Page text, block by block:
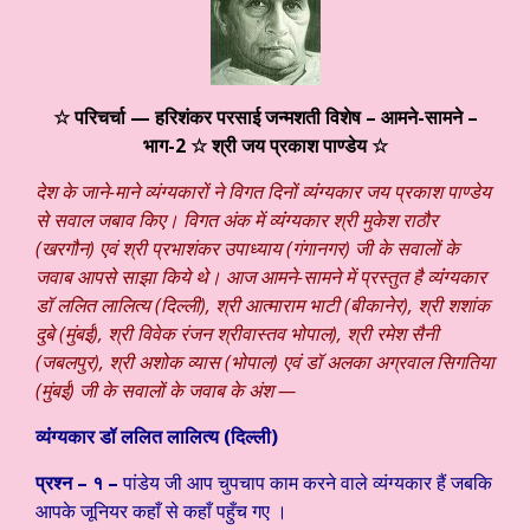
☆ परिचर्चा — हरिशंकर परसाई जन्मशती विशेष – आमने-सामने –
भाग-2☆ श्री जय प्रकाश पाण्डेय☆
देश के जाने-माने व्यंग्यकारों ने विगत दिनों व्यंंग्यकार जय प्रकाश पाण्डेय
से सवाल जबाव किए। विगत अंक में व्यंंग्यकार श्री मुकेश राठौर
(खरगौन) एवं श्री प्रभाशंकर उपाध्याय (गंगानगर) जी के सवालों के
जवाब आपसे साझा किये थे। आज आमने-सामने में प्रस्तुत है व्यंंग्यकार
डॉ ललित लालित्य (दिल्ली), श्री आत्माराम भाटी (बीकानेर), श्री शशांक
दुबे (मुंबई), श्री विवेक रंजन श्रीवास्तव भोपाल), श्री रमेश सैनी
(जबलपुर), श्री अशोक व्यास (भोपाल) एवं डॉ अलका अग्रवाल सिगतिया
(मुंबई) जी के सवालों के जवाब के अंश —
व्यंंग्यकार डॉ ललित लालित्य (दिल्ली)
प्रश्न – १ –पांडेय जी आप चुपचाप काम करने वाले व्यंग्यकार हैं जबकि
आपके जूनियर कहाँ से कहाँ पहुँच गए ।